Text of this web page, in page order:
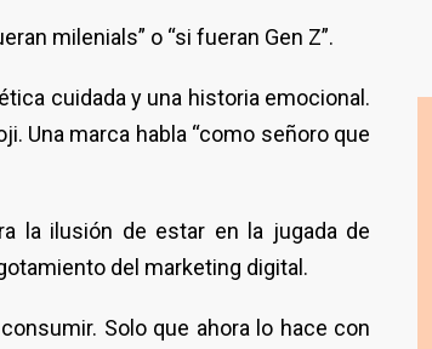
milenials” o “si fueran Gen Z”.
cuidada y una historia emocional.
Una marca habla “como señoro que
la ilusión de estar en la jugada de
del marketing digital.
Solo que ahora lo hace con